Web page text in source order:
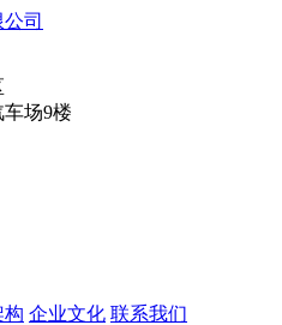
场9楼
构 企业文化 联系我们